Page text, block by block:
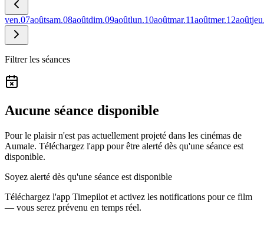
ven.07aoûtsam.08aoûtdim.09aoûtlun.10aoûtmar.11aoûtmer.12août
Filtrer les séances
Aucune séance disponible
Pour le plaisir n'est pas actuellement projeté dans les cinémas de
Aumale. Téléchargez l'app pour être alerté dès qu'une séance est
disponible.
Soyez alerté dès qu'une séance est disponible
Téléchargez l'app Timepilot et activez les notifications pour ce film
— vous serez prévenu en temps réel.